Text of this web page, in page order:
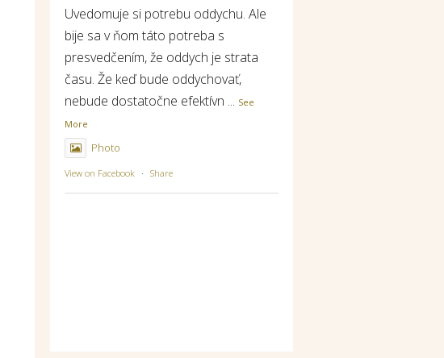
Uvedomuje si potrebu oddychu. Ale
bije sa v ňom táto potreba s
presvedčením, že oddych je strata
času. Že keď bude oddychovať,
nebude dostatočne efektívn ... See
More
Photo
View on Facebook · Share